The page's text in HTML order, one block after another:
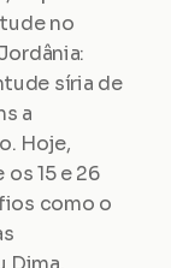
no
síria de
a
Hoje,
15 e 26
como o